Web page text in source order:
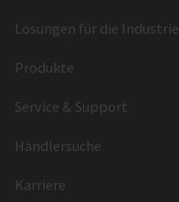
Lösungen für die Industrie
Produkte
Service & Support
Händlersuche
Karriere